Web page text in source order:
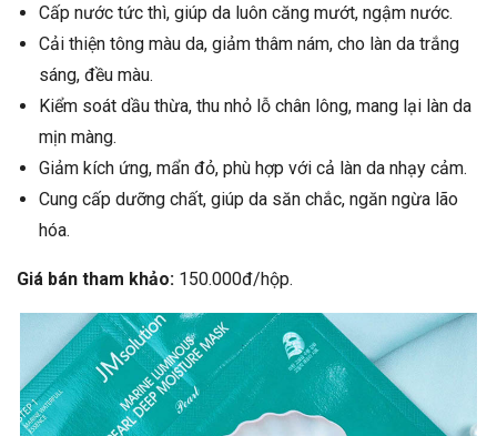
Cấp nước tức thì, giúp da luôn căng mướt, ngậm nước.
Cải thiện tông màu da, giảm thâm nám, cho làn da trắng
sáng, đều màu.
Kiểm soát dầu thừa, thu nhỏ lỗ chân lông, mang lại làn da
mịn màng.
Giảm kích ứng, mẩn đỏ, phù hợp với cả làn da nhạy cảm.
Cung cấp dưỡng chất, giúp da săn chắc, ngăn ngừa lão
hóa.
Giá bán tham khảo: 150.000đ/hộp.